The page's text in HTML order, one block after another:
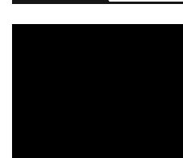
প্রধানমন্ত্রীর সঙ্গে সাক্ষাতের মধ্য দিয়ে স্বপ্নপূরণ